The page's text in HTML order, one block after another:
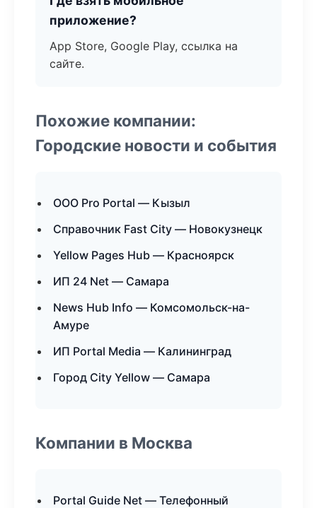
приложение?
App Store, Google Play, ссылка на
сайте.
Похожие компании:
Городские новости и события
ООО Pro Portal — Кызыл
Справочник Fast City — Новокузнецк
Yellow Pages Hub — Красноярск
ИП 24 Net — Самара
News Hub Info — Комсомольск-на-
Амуре
ИП Portal Media — Калининград
Город City Yellow — Самара
Компании в Москва
Portal Guide Net — Телефонный